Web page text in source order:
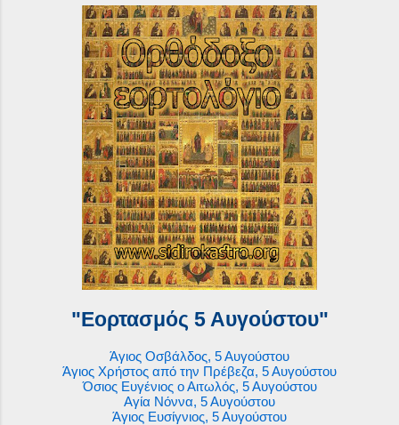
"Εορτασμός 5 Αυγούστου"
Άγιος Οσβάλδος, 5 Αυγούστου
Άγιος Χρήστος από την Πρέβεζα, 5 Αυγούστου
Όσιος Ευγένιος ο Αιτωλός, 5 Αυγούστου
Αγία Νόννα, 5 Αυγούστου
Άγιος Ευσίγνιος, 5 Αυγούστου